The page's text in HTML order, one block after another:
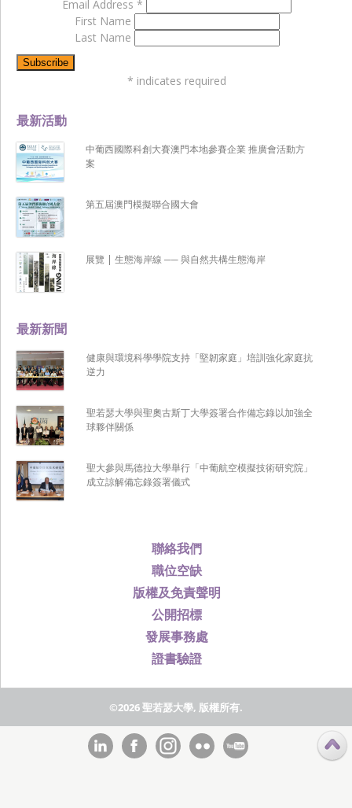
聯絡我們
職位空缺
版權及免責聲明
公開招標
發展事務處
證書驗證
最新新聞
健康與環境科學學院支持「堅韌家庭」培訓強化家庭抗
逆力
聖若瑟大學與聖奧古斯丁大學簽署合作備忘錄以加強全
球夥伴關係
聖大參與馬德拉大學舉行「中葡航空模擬技術研究院」
成立諒解備忘錄簽署儀式
最新活動
中葡西國際科創大賽澳門本地參賽企業 推廣會活動方
案
第五屆澳門模擬聯合國大會
展覽 | 生態海岸線 ── 與自然共構生態海岸
Email Address *
First Name
Last Name
* indicates required
©2026 聖若瑟大學, 版權所有.